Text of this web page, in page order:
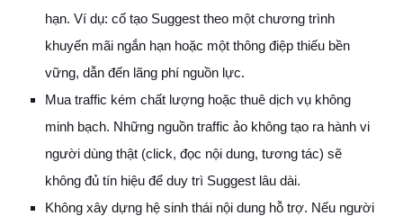
hạn. Ví dụ: cố tạo Suggest theo một chương trình
khuyến mãi ngắn hạn hoặc một thông điệp thiếu bền
vững, dẫn đến lãng phí nguồn lực.
Mua traffic kém chất lượng hoặc thuê dịch vụ không
minh bạch. Những nguồn traffic ảo không tạo ra hành vi
người dùng thật (click, đọc nội dung, tương tác) sẽ
không đủ tín hiệu để duy trì Suggest lâu dài.
Không xây dựng hệ sinh thái nội dung hỗ trợ. Nếu người